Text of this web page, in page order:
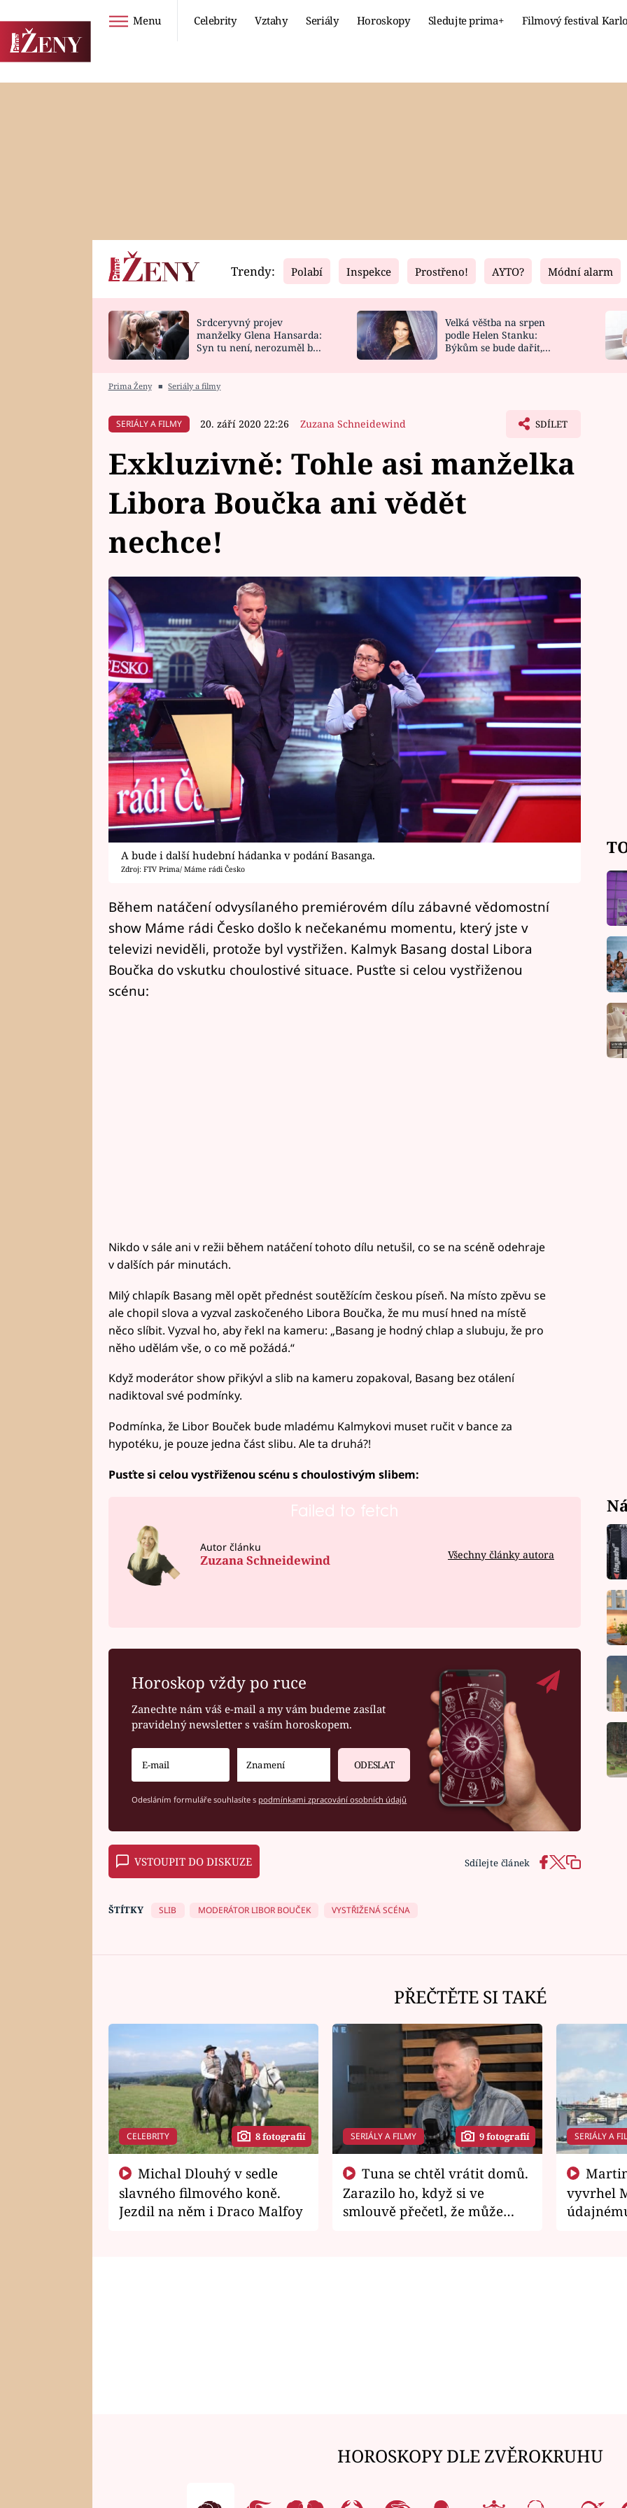
Menu Celebrity Vztahy Seriály Horoskopy Sledujte prima+ Filmový festival
Horoskopy
HOROSKOP NA
Video
CELEBRITY
VAŘENÍ
Fresh
NOVINKY
VIDEORECEPTY
Living
DESIGN
Trendy: Polabí Inspekce Prostřeno! AYTO? Módní alarm
Srdceryvný projev
manželky Glena Hansarda:
Syn tu není, nerozuměl by
Velká věštba na srpen
podle Helen Stanku:
Býkům se bude dařit,
Prima Ženy ■ Seriály a filmy
SERIÁLY A FILMY 20. září 2020 22:26 Zuzana Schneidewind SDÍLET
Exkluzivně: Tohle asi manželka
Libora Boučka ani vědět
nechce!
A bude i další hudební hádanka v podání Basanga.
Zdroj: FTV Prima/ Máme rádi Česko
Během natáčení odvysílaného premiérovém dílu zábavné vědomostní
show Máme rádi Česko došlo k nečekanému momentu, který jste v
televizi neviděli, protože byl vystřižen. Kalmyk Basang dostal Libora
Boučka do vskutku choulostivé situace. Pusťte si celou vystřiženou
scénu:
Nikdo v sále ani v režii během natáčení tohoto dílu netušil, co se na scéně odehraje
v dalších pár minutách.
Milý chlapík Basang měl opět přednést soutěžícím českou píseň. Na místo zpěvu se
ale chopil slova a vyzval zaskočeného Libora Boučka, že mu musí hned na místě
něco slíbit. Vyzval ho, aby řekl na kameru: „Basang je hodný chlap a slubuju, že pro
něho udělám vše, o co mě požádá.“
Když moderátor show přikývl a slib na kameru zopakoval, Basang bez otálení
nadiktoval své podmínky.
Podmínka, že Libor Bouček bude mladému Kalmykovi muset ručit v bance za
hypotéku, je pouze jedna část slibu. Ale ta druhá?!
Pusťte si celou vystřiženou scénu s choulostivým slibem:
Failed to fetch
Autor článku
Zuzana Schneidewind Všechny články autora
Horoskop vždy po ruce
Zanechte nám váš e-mail a my vám budeme zasílat
pravidelný newsletter s vaším horoskopem.
ODESLAT
Odesláním formuláře souhlasíte s podmínkami zpracování osobních údajů
VSTOUPIT DO DISKUZE Sdílejte článek
ŠTÍTKY SLIB MODERÁTOR LIBOR BOUČEK VYSTŘIŽENÁ SCÉNA
PŘEČTĚTE SI TAKÉ
CELEBRITY 8 fotografií
slavného filmového koně.
Jezdil na něm i Draco Malfoy
SERIÁLY A FILMY 9 fotografií
Zarazilo ho, když si ve
smlouvě přečetl, že může
SERIÁLY A
vyvrhel
HOROSKOPY DLE ZVĚROKRUHU